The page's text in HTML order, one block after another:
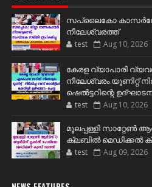
സപ്ലൈകോ
നീലേശ്വരത്ത്
test Aug 10, 2026
കേരള വ്യാപാരി
നീലേശ്വരം യൂണിറ്റ്
ഷെൽട്ടറിന്റെ
test Aug 10, 2026
മൂലപ്പള്ളി
ക്ലബിൽ മെഡിക്കൽ
test Aug 09, 2026